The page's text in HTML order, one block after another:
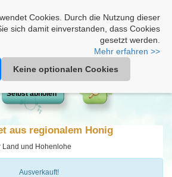
Cookies. Durch die Nutzung dieser
sich damit einverstanden, dass Cookies
gesetzt werden.
Mehr erfahren >>
Keine optionalen Cookies
Selbst abholen
aus regionalem Honig
Land und Hohenlohe
Ausverkauft!